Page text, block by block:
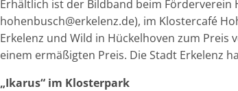
Erhältlich ist der Bildband beim Förderverein
hohenbusch@erkelenz.de), im Klostercafé
Erkelenz und Wild in Hückelhoven zum
einem ermäßigten Preis. Die Stadt Erkelenz
„Ikarus“ im Klosterpark